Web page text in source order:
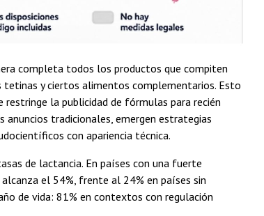
completa todos los productos que compiten
tetinas y ciertos alimentos complementarios. Esto
la publicidad de fórmulas para recién
anuncios tradicionales, emergen estrategias
con apariencia técnica.
de lactancia. En países con una fuerte
el 54%, frente al 24% en países sin
de vida: 81% en contextos con regulación